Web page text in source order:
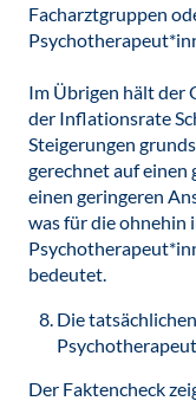
Facharztgruppen
Im Übrigen hält der
der Inflationsrate
Steigerungen
gerechnet auf einen
einen geringeren
was für die ohnehin
bedeutet.
Die
Der Faktencheck